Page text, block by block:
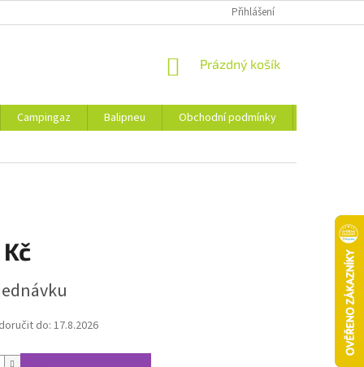
Přihlášení
NÁKUPNÍ
Prázdný košík
Campingaz Balipneu Obchodní podmínky
do: 17.8.2026